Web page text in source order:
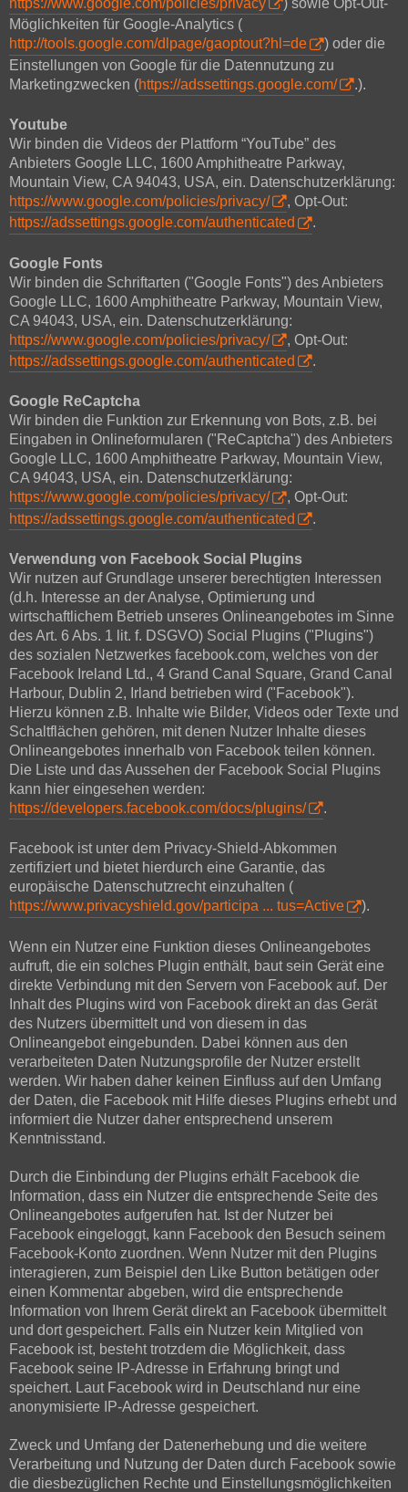
Möglichkeiten für Google-Analytics (
http://tools.google.com/dlpage/gaoptout?hl=de
) oder die
Einstellungen von Google für die Datennutzung zu
Marketingzwecken (https://adssettings.google.com/ .).
Youtube
Wir binden die Videos der Plattform “YouTube” des
Anbieters Google LLC, 1600 Amphitheatre Parkway,
Mountain View, CA 94043, USA, ein. Datenschutzerklärung:
https://www.google.com/policies/privacy/
, Opt-Out:
https://adssettings.google.com/authenticated
.
Google Fonts
Wir binden die Schriftarten ("Google Fonts") des Anbieters
Google LLC, 1600 Amphitheatre Parkway, Mountain View,
CA 94043, USA, ein. Datenschutzerklärung:
https://www.google.com/policies/privacy/
, Opt-Out:
https://adssettings.google.com/authenticated
.
Google ReCaptcha
Wir binden die Funktion zur Erkennung von Bots, z.B. bei
Eingaben in Onlineformularen ("ReCaptcha") des Anbieters
Google LLC, 1600 Amphitheatre Parkway, Mountain View,
CA 94043, USA, ein. Datenschutzerklärung:
https://www.google.com/policies/privacy/
, Opt-Out:
https://adssettings.google.com/authenticated
.
Verwendung von Facebook Social Plugins
Wir nutzen auf Grundlage unserer berechtigten Interessen
(d.h. Interesse an der Analyse, Optimierung und
wirtschaftlichem Betrieb unseres Onlineangebotes im Sinne
des Art. 6 Abs. 1 lit. f. DSGVO) Social Plugins ("Plugins")
des sozialen Netzwerkes facebook.com, welches von der
Facebook Ireland Ltd., 4 Grand Canal Square, Grand Canal
Harbour, Dublin 2, Irland betrieben wird ("Facebook").
Hierzu können z.B. Inhalte wie Bilder, Videos oder Texte und
Schaltflächen gehören, mit denen Nutzer Inhalte dieses
Onlineangebotes innerhalb von Facebook teilen können.
Die Liste und das Aussehen der Facebook Social Plugins
kann hier eingesehen werden:
https://developers.facebook.com/docs/plugins/
.
Facebook ist unter dem Privacy-Shield-Abkommen
zertifiziert und bietet hierdurch eine Garantie, das
europäische Datenschutzrecht einzuhalten (
https://www.privacyshield.gov/participa ... tus=Active
).
Wenn ein Nutzer eine Funktion dieses Onlineangebotes
aufruft, die ein solches Plugin enthält, baut sein Gerät eine
direkte Verbindung mit den Servern von Facebook auf. Der
Inhalt des Plugins wird von Facebook direkt an das Gerät
des Nutzers übermittelt und von diesem in das
Onlineangebot eingebunden. Dabei können aus den
verarbeiteten Daten Nutzungsprofile der Nutzer erstellt
werden. Wir haben daher keinen Einfluss auf den Umfang
der Daten, die Facebook mit Hilfe dieses Plugins erhebt und
informiert die Nutzer daher entsprechend unserem
Kenntnisstand.
Durch die Einbindung der Plugins erhält Facebook die
Information, dass ein Nutzer die entsprechende Seite des
Onlineangebotes aufgerufen hat. Ist der Nutzer bei
Facebook eingeloggt, kann Facebook den Besuch seinem
Facebook-Konto zuordnen. Wenn Nutzer mit den Plugins
interagieren, zum Beispiel den Like Button betätigen oder
einen Kommentar abgeben, wird die entsprechende
Information von Ihrem Gerät direkt an Facebook übermittelt
und dort gespeichert. Falls ein Nutzer kein Mitglied von
Facebook ist, besteht trotzdem die Möglichkeit, dass
Facebook seine IP-Adresse in Erfahrung bringt und
speichert. Laut Facebook wird in Deutschland nur eine
anonymisierte IP-Adresse gespeichert.
Zweck und Umfang der Datenerhebung und die weitere
Verarbeitung und Nutzung der Daten durch Facebook sowie
die diesbezüglichen Rechte und Einstellungsmöglichkeiten